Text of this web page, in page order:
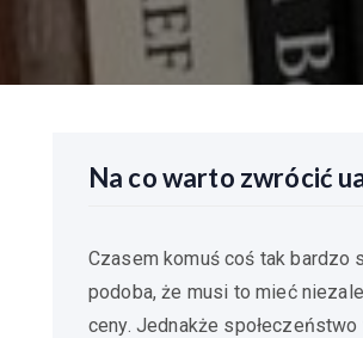
Na co warto zwrócić
Czasem komuś coś tak bardzo
podoba, że musi to mieć
ceny. Jednakże społeczeństwo